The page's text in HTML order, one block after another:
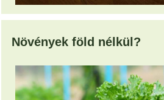
Növények föld nélkül?